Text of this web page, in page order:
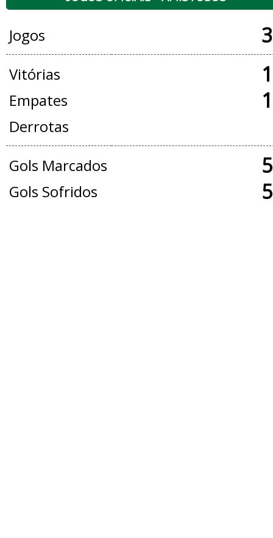
Jogos
Vitórias
Empates
Derrotas
Gols Marcados
Gols Sofridos